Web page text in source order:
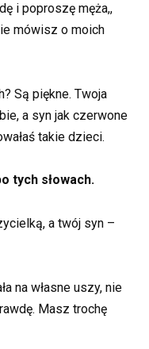
i poproszę męża,,
mówisz o moich
Są piękne. Twoja
a syn jak czerwone
takie dzieci.
tych słowach.
a twój syn –
na własne uszy, nie
Masz trochę